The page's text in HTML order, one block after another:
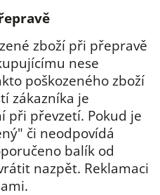
zboží při přepravě
nese
poškozeného zboží
zákazníka je
při převzetí. Pokud je
či neodpovídá
balík od
nazpět. Reklamaci